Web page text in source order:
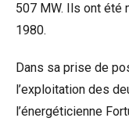
507 MW. Ils ont été
1980.
Dans sa prise de
l’exploitation des
l’énergéticienne